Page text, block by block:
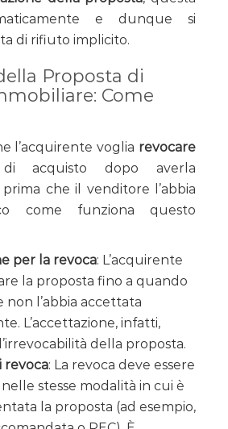
e dunque si
di rifiuto implicito.
Proposta di
Come
l’acquirente voglia revocare
acquisto dopo averla
che il venditore l’abbia
come funziona questo
per la revoca: L’acquirente
la proposta fino a quando
non l’abbia accettata
L’accettazione, infatti,
della proposta.
revoca: La revoca deve essere
stesse modalità in cui è
la proposta (ad esempio,